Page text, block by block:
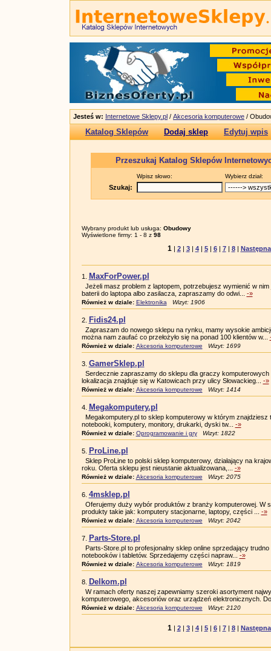
Jesteś w: Internetowe Sklepy.pl / Akcesoria komputerowe /
Katalog Sklepów Dodaj sklep Edytuj wpis
Przeszukaj Katalog Sklepów
Wpisz słowo: Wybierz dział:
Szukaj:
Wybrany produkt lub usługa: Obudowy
Wyświetlone firmy: 1 - 8 z 98
1 | 2| 3| 4| 5| 6| 7| 8|
1. MaxForPower.pl
Jeżeli masz problem z laptopem, potrzebujesz wymienić w
baterii do laptopa albo zasilacza, zapraszamy do odwi... -»
Również w dziale: Elektronika Wizyt: 1906
2. Fidis24.pl
Zapraszam do nowego sklepu na rynku, mamy wysokie
można nam zaufać co przełożyło się na ponad 100 klientów w...
Również w dziale: Akcesoria komputerowe Wizyt: 1699
3. GamerSklep.pl
Serdecznie zapraszamy do sklepu dla graczy komputerowych
lokalizacja znajduje się w Katowicach przy ulicy Słowackieg... -»
Również w dziale: Akcesoria komputerowe Wizyt: 1414
4. Megakomputery.pl
Megakomputery.pl to sklep komputerowy w którym znajdziesz
notebooki, komputery, monitory, drukarki, dyski tw... -»
Również w dziale: Oprogramowanie i gry Wizyt: 1822
5. ProLine.pl
Sklep ProLine to polski sklep komputerowy, działający na
roku. Oferta sklepu jest nieustanie aktualizowana,... -»
Również w dziale: Akcesoria komputerowe Wizyt: 2075
6. 4msklep.pl
Oferujemy duży wybór produktów z branży komputerowej. W
produkty takie jak: komputery stacjonarne, laptopy, części ... -»
Również w dziale: Akcesoria komputerowe Wizyt: 2042
7. Parts-Store.pl
Parts-Store.pl to profesjonalny sklep online sprzedający
notebooków i tabletów. Sprzedajemy części napraw... -»
Również w dziale: Akcesoria komputerowe Wizyt: 1819
8. Delkom.pl
W ramach oferty naszej zapewniamy szeroki asortyment
komputerowego, akcesoriów oraz urządzeń elektronicznych.
Również w dziale: Akcesoria komputerowe Wizyt: 2120
1 | 2| 3| 4| 5| 6| 7| 8|